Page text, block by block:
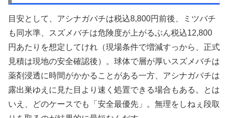
目安として、アシナガバチは税込8,800円前後、ミツバチ
も同水準、スズメバチは危険度が上がるぶん税込12,800
円あたりを想定してけれ（現場条件で増減すっから、正式
見積は現地の安全確認後）。球体で層が厚いスズメバチは
薬剤浸透に時間がかかることがある一方、アシナガバチは
露出巣ゆえに見た目より速く処置できる場合もある。とは
いえ、どのケースでも「安全最優先」。無理をしねぇ段取